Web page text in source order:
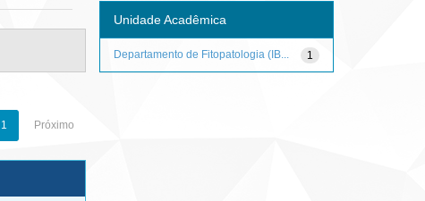
1 Próximo
Unidade Acadêmica
1
Departamento de Fitopatologia (IB...